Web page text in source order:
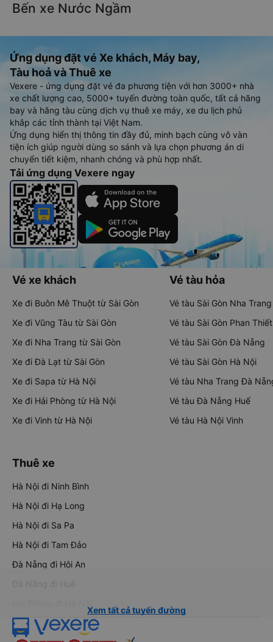
Bến xe Nước Ngầm
Ứng dụng đặt vé Xe khách, Máy bay,
Tàu hoả và Thuê xe
Vexere - ứng dụng đặt vé đa phương tiện với hơn 3000+ nhà
xe chất lượng cao, 5000+ tuyến đường toàn quốc, tất cả hãng
bay và hãng tàu cùng dịch vụ thuê xe máy, xe du lịch phủ
khắp các tỉnh thành tại Việt Nam.
Ứng dụng hiển thị thông tin đầy đủ, minh bạch cùng vô vàn
tiện ích giúp người dùng so sánh và lựa chọn phương án di
chuyển tiết kiệm, nhanh chóng và phù hợp nhất.
Tải ứng dụng Vexere ngay
Vé xe khách
Xe đi Buôn Mê Thuột từ Sài Gòn
Xe đi Vũng Tàu từ Sài Gòn
Xe đi Nha Trang từ Sài Gòn
Xe đi Đà Lạt từ Sài Gòn
Xe đi Sapa từ Hà Nội
Xe đi Hải Phòng từ Hà Nội
Xe đi Vinh từ Hà Nội
Vé tàu hỏa
Vé tàu Sài Gòn Nha Trang
Vé tàu Sài Gòn Phan Thiết
Vé tàu Sài Gòn Đà Nẵng
Vé tàu Sài Gòn Hà Nội
Vé tàu Nha Trang Đà
Vé tàu Đà Nẵng Huế
Vé tàu Hà Nội Vinh
Thuê xe
Hà Nội đi Ninh Bình
Hà Nội đi Hạ Long
Hà Nội đi Sa Pa
Hà Nội đi Tam Đảo
Đà Nẵng đi Hội An
Đà Nẵng đi Huế
Xem tất cả tuyến đường